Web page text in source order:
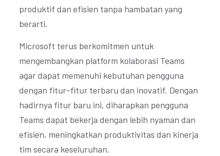
produktif dan efisien tanpa hambatan yang
berarti.
Microsoft terus berkomitmen untuk
mengembangkan platform kolaborasi Teams
agar dapat memenuhi kebutuhan pengguna
dengan fitur-fitur terbaru dan inovatif. Dengan
hadirnya fitur baru ini, diharapkan pengguna
Teams dapat bekerja dengan lebih nyaman dan
efisien, meningkatkan produktivitas dan kinerja
tim secara keseluruhan.